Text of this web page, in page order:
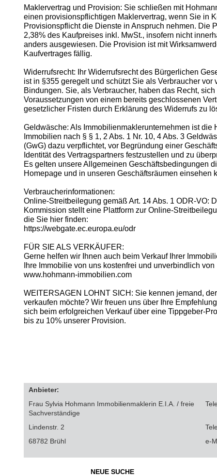
Maklervertrag und Provision: Sie schließen mit
einen provisionspflichtigen Maklervertrag, wenn Sie in
Provisionspflicht die Dienste in Anspruch nehmen. Die
2,38% des Kaufpreises inkl. MwSt., insofern nicht
anders ausgewiesen. Die Provision ist mit
Kaufvertrages fällig.
Widerrufsrecht: Ihr Widerrufsrecht des Bürgerlichen
ist in §355 geregelt und schützt Sie als Verbraucher vor
Bindungen. Sie, als Verbraucher, haben das Recht,
Voraussetzungen von einem bereits geschlossenen
gesetzlicher Fristen durch Erklärung des Widerrufs zu
Geldwäsche: Als Immobilienmaklerunternehmen ist die
Immobilien nach § § 1, 2 Abs. 1 Nr. 10, 4 Abs. 3
(GwG) dazu verpflichtet, vor Begründung einer
Identität des Vertragspartners festzustellen und zu
Es gelten unsere Allgemeinen Geschäftsbedingungen
Homepage und in unseren Geschäftsräumen einsehen
Verbraucherinformationen:
Online-Streitbeilegung gemäß Art. 14 Abs. 1 ODR-VO:
Kommission stellt eine Plattform zur Online-
die Sie hier finden:
https://webgate.ec.europa.eu/odr
FÜR SIE ALS VERKÄUFER:
Gerne helfen wir Ihnen auch beim Verkauf Ihrer
Ihre Immobilie von uns kostenfrei und unverbindlich
www.hohmann-immobilien.com
WEITERSAGEN LOHNT SICH: Sie kennen jemand,
verkaufen möchte? Wir freuen uns über Ihre
sich beim erfolgreichen Verkauf über eine Tippgeber-
bis zu 10% unserer Provision.
Anbieter:
Frau Sylvia Hohmann Immobilienmaklerin E.I.A. / freie
Sachverständige
Lindenstr. 2
68782 Brühl
e-
NEUE SUCHE